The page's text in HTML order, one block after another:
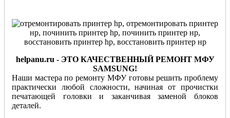
helpanu.ru - ЭТО КАЧЕСТВЕННЫЙ РЕМОНТ МФУ
SAMSUNG!
Наши мастера по ремонту МФУ готовы решить проблему
практически любой сложности, начиная от прочистки
печатающей головки и заканчивая заменой блоков
деталей.